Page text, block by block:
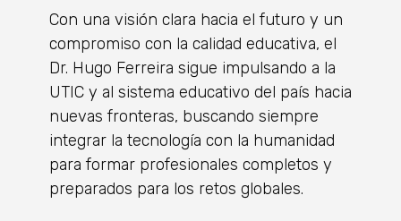
Con una visión clara hacia el futuro y un
compromiso con la calidad educativa, el
Dr. Hugo Ferreira sigue impulsando a la
UTIC y al sistema educativo del país hacia
nuevas fronteras, buscando siempre
integrar la tecnología con la humanidad
para formar profesionales completos y
preparados para los retos globales.